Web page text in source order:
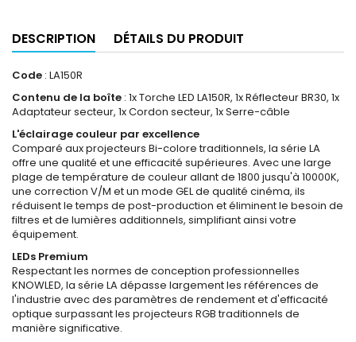
DESCRIPTION DÉTAILS DU PRODUIT
Code : LA150R
Contenu de la boîte : 1x Torche LED LA150R, 1x Réflecteur BR30, 1x
Adaptateur secteur, 1x Cordon secteur, 1x Serre-câble
L'éclairage couleur par excellence
Comparé aux projecteurs Bi-colore traditionnels, la série LA
offre une qualité et une efficacité supérieures. Avec une large
plage de température de couleur allant de 1800 jusqu'à 10000K,
une correction V/M et un mode GEL de qualité cinéma, ils
réduisent le temps de post-production et éliminent le besoin de
filtres et de lumières additionnels, simplifiant ainsi votre
équipement.
LEDs Premium
Respectant les normes de conception professionnelles
KNOWLED, la série LA dépasse largement les références de
l'industrie avec des paramètres de rendement et d'efficacité
optique surpassant les projecteurs RGB traditionnels de
manière significative.